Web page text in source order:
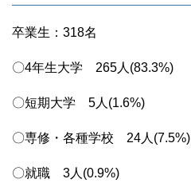
卒業生：318名
〇4年生大学 265人(83.3%)
〇短期大学 5人(1.6%)
〇専修・各種学校 24人(7.5%)
〇就職 3人(0.9%)